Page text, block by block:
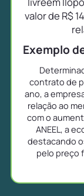
valor de R$
Exemplo
contrato de
ano, a
relação ao
com o
ANEEL, a
destacando
pelo preço